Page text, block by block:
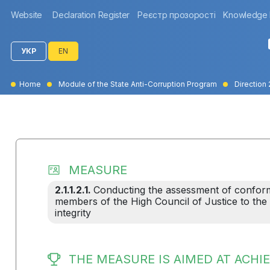
Website Declaration Register Реєстр прозорості Knowledge
УКР EN
Home Module of the State Anti-Corruption Program Direction
MEASURE
2.1.1.2.1. Conducting the assessment of
members of the High Council of Justice to
integrity
THE MEASURE IS AIMED AT